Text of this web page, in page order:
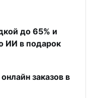
до 65% и
ИИ в подарок
заказов в